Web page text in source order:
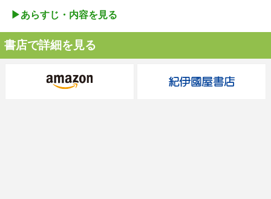
▶︎あらすじ・内容を見る
書店で詳細を見る